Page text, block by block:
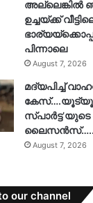
അല്ലെങ്കിൽ
ഉച്ചയ്ക്ക്
പിന്നാലെ
August 7, 2026
മദ്യപിച്ച്
ലൈസൻസ്…..
August 7, 2026
our channel